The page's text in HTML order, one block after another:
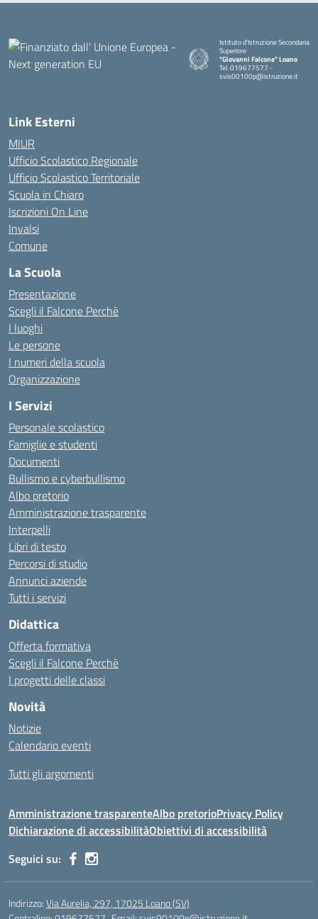
Istituto d'Istruzione Secondaria
Superiore
"Giovanni Falcone" Loano
Tel. 019677577 -
svis00100p@istruzione.it
— Visita la pagina iniziale della
Link Esterni
MIUR
Ufficio Scolastico Regionale
Ufficio Scolastico Territoriale
Scuola in Chiaro
Iscrizioni On Line
Invalsi
Comune
La Scuola
Presentazione
Scegli il Falcone Perchè
I luoghi
Le persone
I numeri della scuola
Organizzazione
I Servizi
Personale scolastico
Famiglie e studenti
Documenti
Bullismo e cyberbullismo
Albo pretorio
Amministrazione trasparente
Interpelli
Libri di testo
Percorsi di studio
Annunci aziende
Tutti i servizi
Didattica
Offerta formativa
Scegli il Falcone Perchè
I progetti delle classi
Novità
Notizie
Calendario eventi
Tutti gli argomenti
Amministrazione trasparenteAlbo pretorioPrivacy Policy
Dichiarazione di accessibilitàObiettivi di accessibilità
Seguici su:
Indirizzo:Via Aurelia, 297, 17025 Loano (SV)